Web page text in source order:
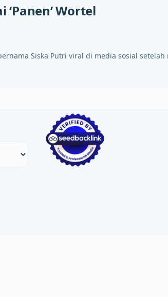
Wortel
Siska Putri viral di media sosial